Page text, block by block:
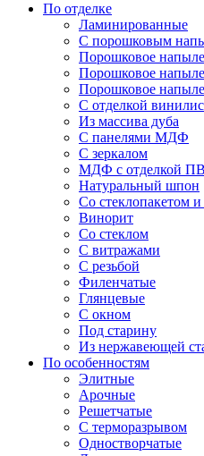
По отделке
Ламинированные
С порошковым
Порошковое
Порошковое
Порошковое
С отделкой
Из массива дуба
С панелями МДФ
С зеркалом
МДФ с отделкой
Натуральный шпон
Со стеклопакетом и
Винорит
Со стеклом
С витражами
С резьбой
Филенчатые
Глянцевые
С окном
Под старину
Из нержавеющей
По особенностям
Элитные
Арочные
Решетчатые
С терморазрывом
Одностворчатые